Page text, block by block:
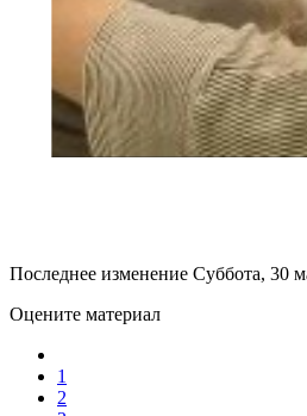
Последнее изменение Суббота, 30
Оцените материал
1
2